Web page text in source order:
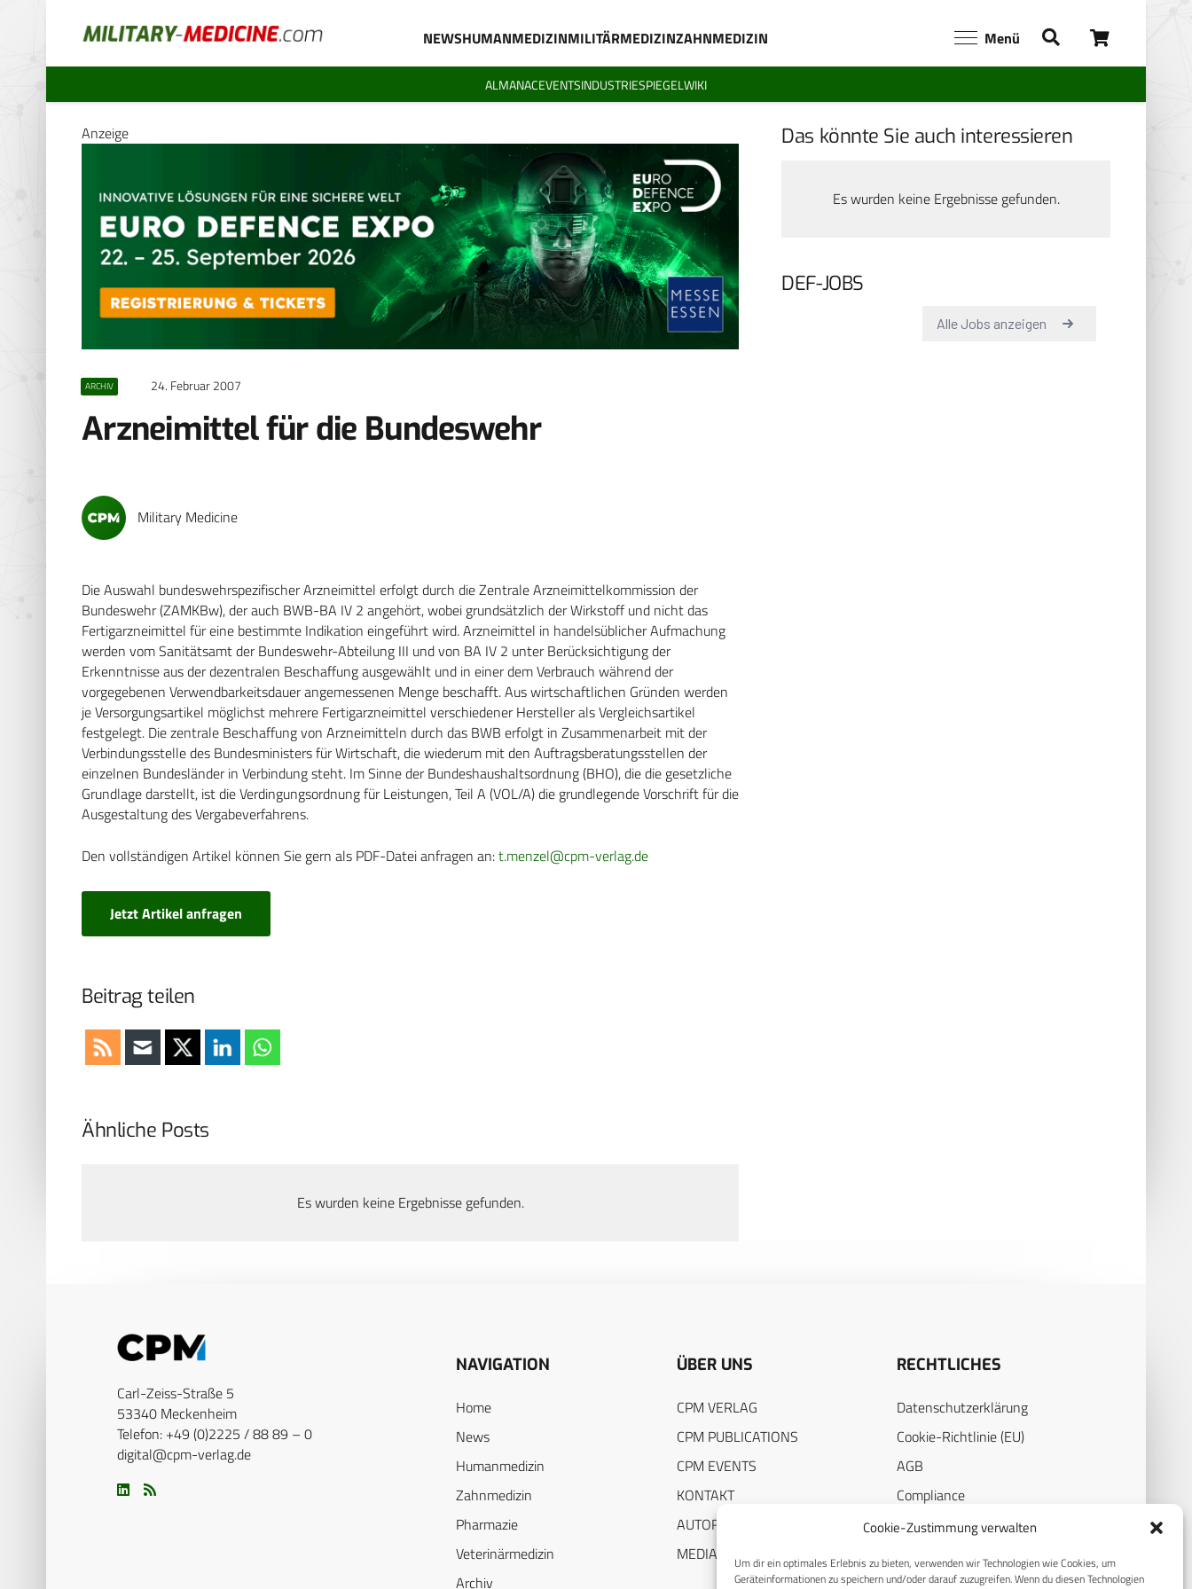
Cookie-Zustimmung verwalten
Um dir ein optimales Erlebnis zu bieten, verwenden wir Technologien wie Cookies, um
Geräteinformationen zu speichern und/oder darauf zuzugreifen. Wenn du diesen Technologien
NEWSHUMANMEDIZINMILITÄRMEDIZINZAHNMEDIZIN Menü
ALMANACEVENTSINDUSTRIESPIEGELWIKI
Anzeige
ARCHIV 24. Februar 2007
Arzneimittel für die Bundeswehr
Military Medicine
Die Auswahl bundeswehrspezifischer Arzneimittel erfolgt durch die Zentrale Arzneimittelkommission der
Bundeswehr (ZAMKBw), der auch BWB-BA IV 2 angehört, wobei grundsätzlich der Wirkstoff und nicht das
Fertigarzneimittel für eine bestimmte Indikation eingeführt wird. Arzneimittel in handelsüblicher Aufmachung
werden vom Sanitätsamt der Bundeswehr-Abteilung III und von BA IV 2 unter Berücksichtigung der
Erkenntnisse aus der dezentralen Beschaffung ausgewählt und in einer dem Verbrauch während der
vorgegebenen Verwendbarkeitsdauer angemessenen Menge beschafft. Aus wirtschaftlichen Gründen werden
je Versorgungsartikel möglichst mehrere Fertigarzneimittel verschiedener Hersteller als Vergleichsartikel
festgelegt. Die zentrale Beschaffung von Arzneimitteln durch das BWB erfolgt in Zusammenarbeit mit der
Verbindungsstelle des Bundesministers für Wirtschaft, die wiederum mit den Auftragsberatungsstellen der
einzelnen Bundesländer in Verbindung steht. Im Sinne der Bundeshaushaltsordnung (BHO), die die gesetzliche
Grundlage darstellt, ist die Verdingungsordnung für Leistungen, Teil A (VOL/A) die grundlegende Vorschrift für die
Ausgestaltung des Vergabeverfahrens.
Den vollständigen Artikel können Sie gern als PDF-Datei anfragen an:t.menzel@cpm-verlag.de
Jetzt Artikel anfragen
Beitrag teilen
Das könnte Sie auch interessieren
Es wurden keine Ergebnisse gefunden.
DEF-JOBS
Ähnliche Posts
Es wurden keine Ergebnisse gefunden.
Carl-Zeiss-Straße 5
53340 Meckenheim
Telefon: +49 (0)2225 / 88 89 – 0
digital@cpm-verlag.de
NAVIGATION
Home
News
Humanmedizin
Zahnmedizin
Pharmazie
Veterinärmedizin
Archiv
ÜBER UNS
CPM VERLAG
CPM PUBLICATIONS
CPM EVENTS
KONTAKT
AUTORENHINWEISE
MEDIADATEN
RECHTLICHES
Datenschutzerklärung
Cookie-Richtlinie (EU)
AGB
Compliance
Impressum